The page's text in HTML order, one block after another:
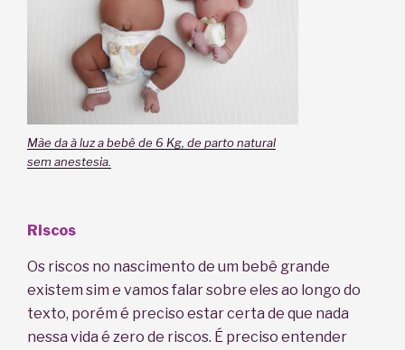
Mãe da à luz a bebê de 6 Kg, de parto natural
sem anestesia.
Riscos
Os riscos no nascimento de um bebê grande
existem sim e vamos falar sobre eles ao longo do
texto, porém é preciso estar certa de que nada
nessa vida é zero de riscos. É preciso entender